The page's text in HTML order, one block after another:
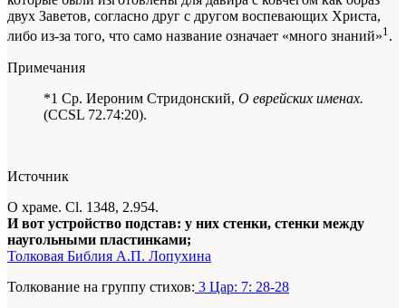
двух Заветов, согласно друг с другом воспевающих Христа,
либо из-за того, что само название означает «много знаний»1.
Примечания
*1 Ср. Иероним Стридонский, О еврейских именах.
(CCSL 72.74:20).
Источник
О храме. Сl. 1348, 2.954.
И вот устройство подстав: у них стенки, стенки между
наугольными пластинками;
Толковая Библия А.П. Лопухина
Толкование на группу стихов: 3 Цар: 7: 28-28